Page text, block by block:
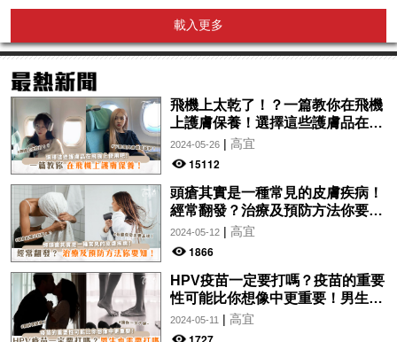
載入更多
飛機上太乾了！？一篇教你在飛機
上護膚保養！選擇這些護膚品在飛
機上使用吧！
2024-05-26| 高宜
15112
頭瘡其實是一種常見的皮膚疾病！
經常翻發？治療及預防方法你要
知！
2024-05-12| 高宜
1866
HPV疫苗一定要打嗎？疫苗的重要
性可能比你想像中更重要！男生也
需要打嗎？
2024-05-11 | 高宜